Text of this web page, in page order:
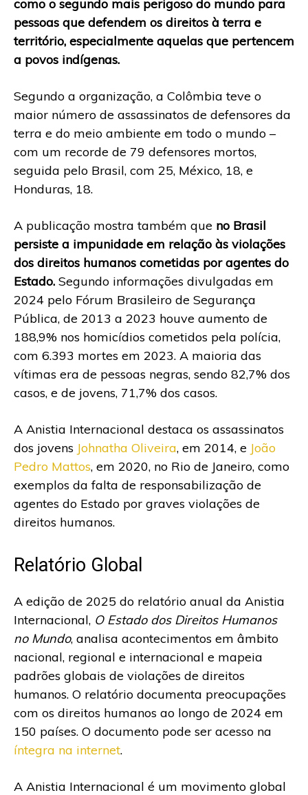
como o segundo mais perigoso do mundo para
pessoas que defendem os direitos à terra e
território, especialmente aquelas que pertencem
a povos indígenas.
Segundo a organização, a Colômbia teve o
maior número de assassinatos de defensores da
terra e do meio ambiente em todo o mundo –
com um recorde de 79 defensores mortos,
seguida pelo Brasil, com 25, México, 18, e
Honduras, 18.
A publicação mostra também que no Brasil
persiste a impunidade em relação às violações
dos direitos humanos cometidas por agentes do
Estado. Segundo informações divulgadas em
2024 pelo Fórum Brasileiro de Segurança
Pública, de 2013 a 2023 houve aumento de
188,9% nos homicídios cometidos pela polícia,
com 6.393 mortes em 2023. A maioria das
vítimas era de pessoas negras, sendo 82,7% dos
casos, e de jovens, 71,7% dos casos.
A Anistia Internacional destaca os assassinatos
dos jovens Johnatha Oliveira, em 2014, e João
Pedro Mattos, em 2020, no Rio de Janeiro, como
exemplos da falta de responsabilização de
agentes do Estado por graves violações de
direitos humanos.
Relatório Global
A edição de 2025 do relatório anual da Anistia
Internacional, O Estado dos Direitos Humanos
no Mundo, analisa acontecimentos em âmbito
nacional, regional e internacional e mapeia
padrões globais de violações de direitos
humanos. O relatório documenta preocupações
com os direitos humanos ao longo de 2024 em
150 países. O documento pode ser acesso na
íntegra na internet.
A Anistia Internacional é um movimento global